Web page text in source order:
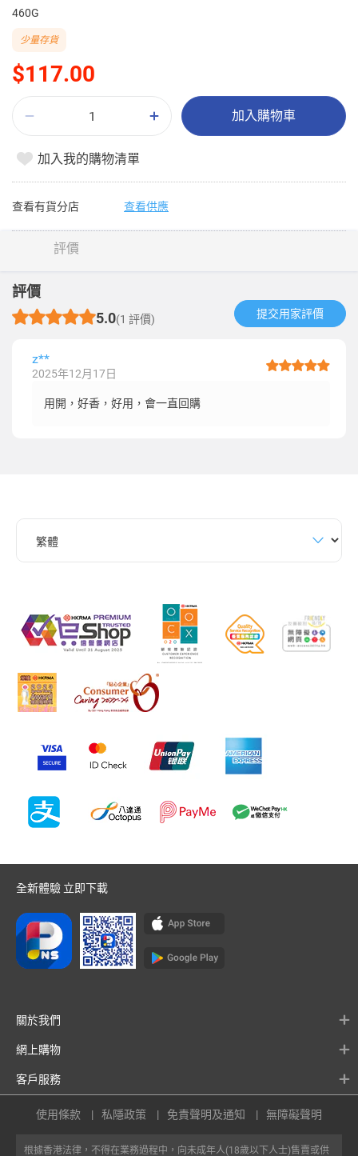
460G
$117.00
少量存貨
加入購物車
加入我的購物清單
查看有貨分店 查看供應
評價
評價
5.0(1 評價) 提交用家評價​
z**
2025年12月17日
用開，好香，好用，會一直回購
全新體驗 立即下載
關於我們
網上購物
客戶服務
根據香港法律，不得在業務過程中，向未成年人(18歲以下人士)售賣或供
使用條款 私隱政策 免責聲明及通知 無障礙聲明